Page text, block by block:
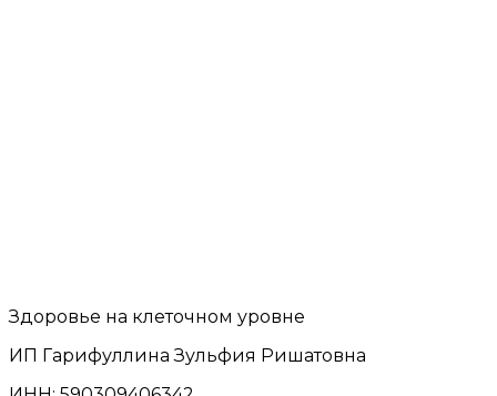
Здоровье на клеточном уровне
ИП Гарифуллина Зульфия Ришатовна